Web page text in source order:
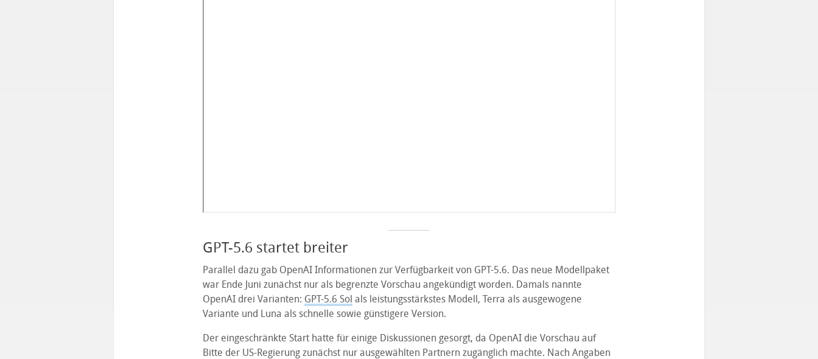
GPT-5.6 startet breiter
Parallel dazu gab OpenAI Informationen zur Verfügbarkeit von GPT-5.6. Das neue Modellpaket
war Ende Juni zunächst nur als begrenzte Vorschau angekündigt worden. Damals nannte
OpenAI drei Varianten: GPT-5.6 Sol als leistungsstärkstes Modell, Terra als ausgewogene
Variante und Luna als schnelle sowie günstigere Version.
Der eingeschränkte Start hatte für einige Diskussionen gesorgt, da OpenAI die Vorschau auf
Bitte der US-Regierung zunächst nur ausgewählten Partnern zugänglich machte. Nach Angaben